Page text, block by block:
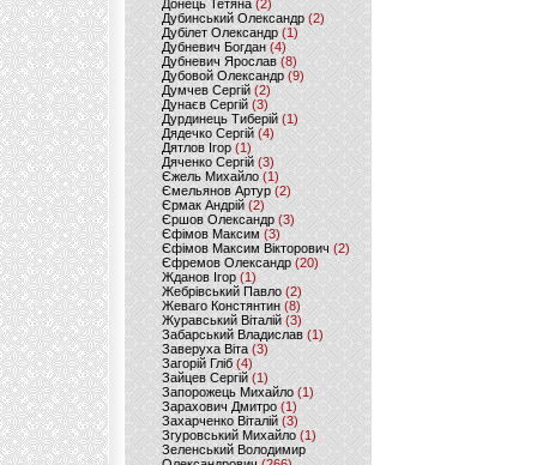
Донець Тетяна (2)
Дубинський Олександр(2)
Дубілет Олександр (1)
Дубневич Богдан (4)
Дубневич Ярослав (8)
Дубовой Олександр(9)
Думчев Сергій (2)
Дунаєв Сергій(3)
Дурдинець Тиберій (1)
Дядечко Сергій (4)
Дятлов Ігор (1)
Дяченко Сергій (3)
Єжель Михайло (1)
Ємельянов Артур (2)
Єрмак Андрій (2)
Єршов Олександр (3)
Єфімов Максим (3)
Єфімов Максим Вікторович (2)
Єфремов Олександр (20)
Жданов Ігор (1)
Жебрівський Павло (2)
Жеваго Констянтин (8)
Журавський Віталій (3)
Забарський Владислав (1)
Заверуха Віта (3)
Загорій Гліб (4)
Зайцев Сергій(1)
Запорожець Михайло (1)
Зарахович Дмитро (1)
Захарченко Віталій (3)
Згуровський Михайло (1)
Зеленський Володимир